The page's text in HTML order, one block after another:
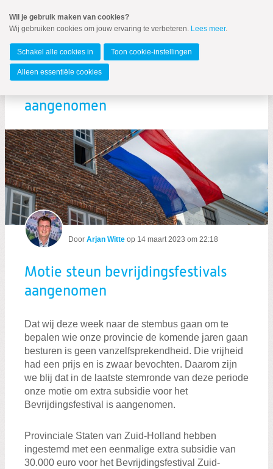
naar
Spring
de
inhoud
Spring
naar
Zuid-Holland
MENU
Nieuws
VIZIER 2022-3
Nieuwsbrief Vizier
Landelijk nieuws ChristenUnie
Zoeken
aangenomen
Door Arjan Witte op 14 maart 2023 om 22:18
Motie steun bevrijdingsfestivals
aangenomen
Dat wij deze week naar de stembus gaan om te
bepalen wie onze provincie de komende jaren gaan
besturen is geen vanzelfsprekendheid. Die vrijheid
had een prijs en is zwaar bevochten. Daarom zijn
we blij dat in de laatste stemronde van deze periode
onze motie om extra subsidie voor het
Bevrijdingsfestival is aangenomen.
Provinciale Staten van Zuid-Holland hebben
ingestemd met een eenmalige extra subsidie van
30.000 euro voor het Bevrijdingsfestival Zuid-
Wil je gebruik maken van cookies?
Wij gebruiken cookies om jouw ervaring te verbeteren. Lees meer.
Schakel alle cookies in Toon cookie-instellingen
Alleen essentiële cookies